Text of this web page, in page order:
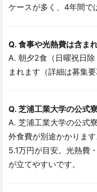
ケースが多く、4年間で
Q. 食事や光熱費は含ま
A. 朝夕2食（日曜祝日
まれます（詳細は募集
Q. 芝浦工業大学の公式
A. 芝浦工業大学の公式
外食費が別途かかりま
5.1万円が目安。光熱費
が立てやすいです。